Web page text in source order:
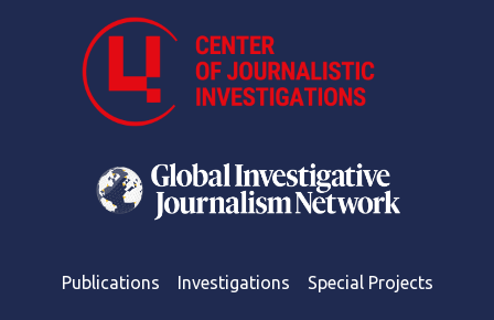
Publications Investigations Special Projects